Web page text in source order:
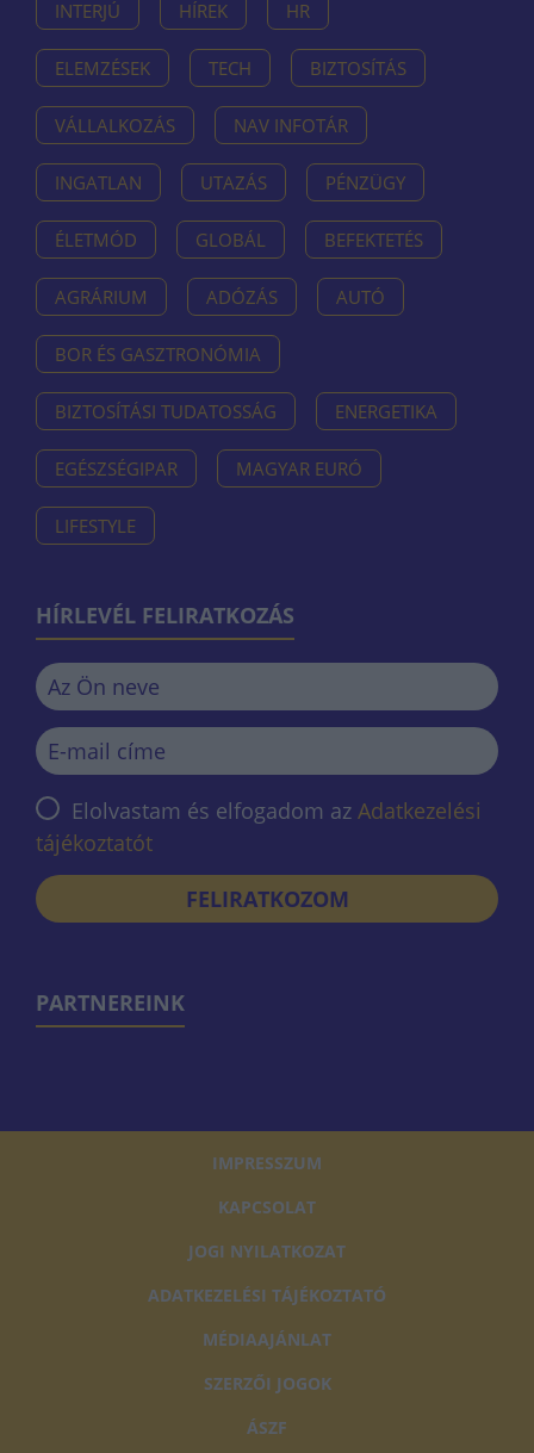
INTERJÚ HÍREK HR
ELEMZÉSEK TECH BIZTOSÍTÁS
VÁLLALKOZÁS NAV INFOTÁR
INGATLAN UTAZÁS PÉNZÜGY
ÉLETMÓD GLOBÁL BEFEKTETÉS
AGRÁRIUM ADÓZÁS AUTÓ
BOR ÉS GASZTRONÓMIA
BIZTOSÍTÁSI TUDATOSSÁG ENERGETIKA
EGÉSZSÉGIPAR MAGYAR EURÓ
LIFESTYLE
HÍRLEVÉL FELIRATKOZÁS
Elolvastam és elfogadom az Adatkezelési
tájékoztatót
FELIRATKOZOM
PARTNEREINK
IMPRESSZUM
KAPCSOLAT
JOGI NYILATKOZAT
ADATKEZELÉSI TÁJÉKOZTATÓ
MÉDIAAJÁNLAT
SZERZŐI JOGOK
ÁSZF